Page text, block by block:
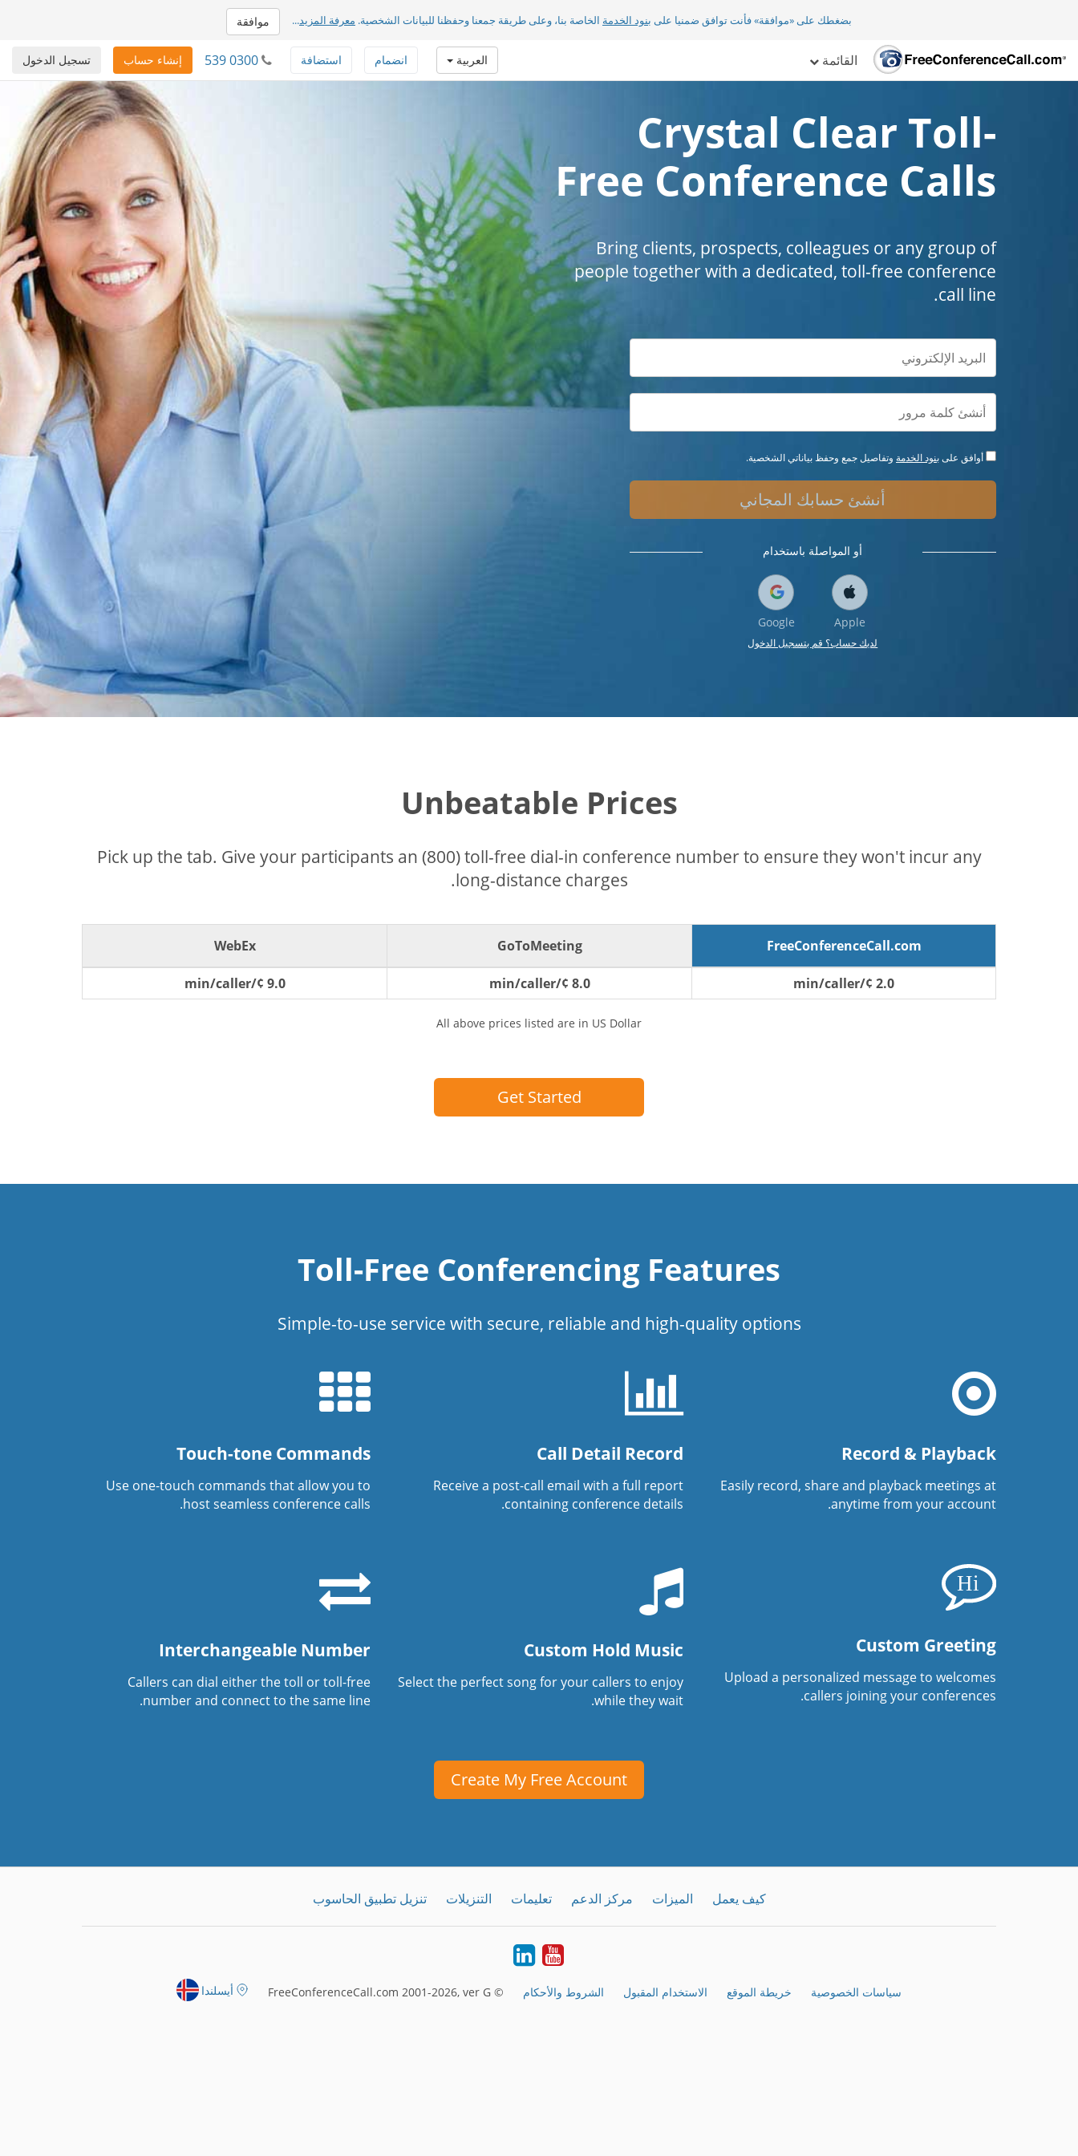
بضغطك على «موافقة» فأنت توافق ضمنيا على بنود الخدمة الخاصة بنا، وعلى طريقة جمعنا وحفظنا للبيانات الشخصية. معرفة المزيد... موافقة
القائمة تسجيل الدخول إنشاء حساب 539 0300 انضمام استضافة العربية
Crystal Clear Toll-
Free Conference Calls
Bring clients, prospects, colleagues or any group of
people together with a dedicated, toll-free conference
call line.
أوافق علىبنود الخدمة وتفاصيل جمع وحفظ بياناتي الشخصية.
أنشئ حسابك المجاني
أو المواصلة باستخدام
Apple
Google
لديك حساب؟ قم بتسجيل الدخول
Unbeatable Prices
Pick up the tab. Give your participants an (800) toll-free dial-in conference number to ensure they won't incur any
long-distance charges.
FreeConferenceCall.com
GoToMeeting
WebEx
2.0 ¢/min/caller
8.0 ¢/min/caller
9.0 ¢/min/caller
All above prices listed are in US Dollar
Get Started
Toll-Free Conferencing Features
Simple-to-use service with secure, reliable and high-quality options
Record & Playback
Easily record, share and playback meetings at
anytime from your account.
Call Detail Record
Receive a post-call email with a full report
containing conference details.
Touch-tone Commands
Use one-touch commands that allow you to
host seamless conference calls.
Custom Greeting
Upload a personalized message to welcomes
callers joining your conferences.
Custom Hold Music
Select the perfect song for your callers to enjoy
while they wait.
Interchangeable Number
Callers can dial either the toll or toll-free
number and connect to the same line.
Create My Free Account
كيف يعمل الميزات مركز الدعم تعليمات التنزيلات تنزيل تطبيق الحاسوب
Youtube
LinkedIn
سياسات الخصوصية خريطة الموقع الاستخدام المقبول الشروط والأحكام © FreeConferenceCall.com 2001-2026, ver G أيسلندا